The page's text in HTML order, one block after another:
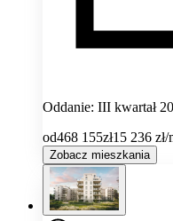
Oddanie: III kwartał
od468 155zł15 236 zł/
Zobacz mieszkania